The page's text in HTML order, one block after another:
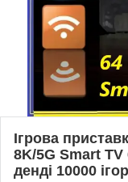
Ігрова
8K/5G Smart
денді 10000 ігор